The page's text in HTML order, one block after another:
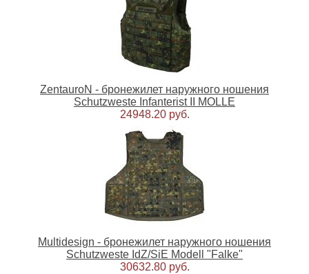
ZentauroN - бронежилет наружного ношения
Schutzweste Infanterist II MOLLE
24948.20 руб.
Multidesign - бронежилет наружного ношения
Schutzweste IdZ/SiE Modell "Falke"
30632.80 руб.